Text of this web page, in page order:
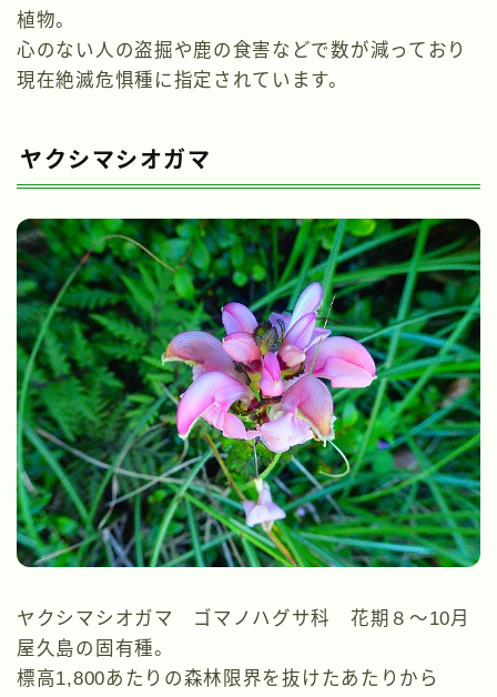
植物。
心のない人の盗掘や鹿の食害などで数が減っており
現在絶滅危惧種に指定されています。
ヤクシマシオガマ
ヤクシマシオガマ ゴマノハグサ科 花期８～10月
屋久島の固有種。
標高1,800あたりの森林限界を抜けたあたりから